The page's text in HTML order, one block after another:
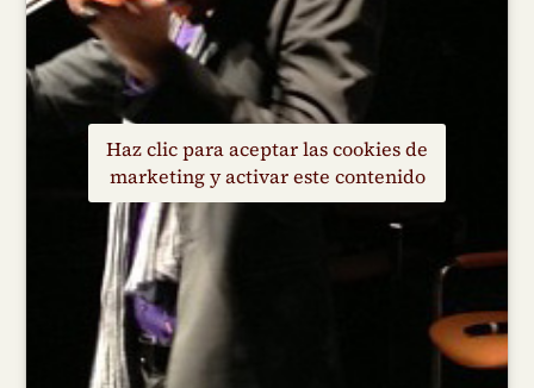
Haz clic para aceptar las cookies de
marketing y activar este contenido